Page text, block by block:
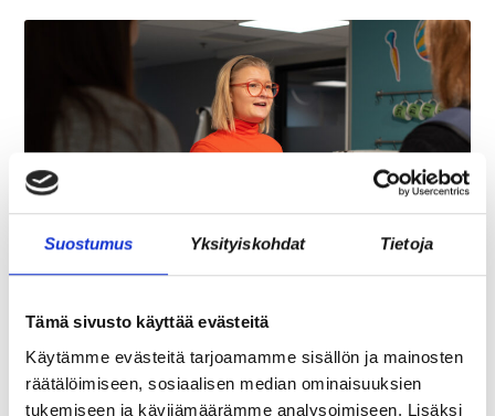
Suostumus Yksityiskohdat Tietoja
Tämä sivusto käyttää evästeitä
Käytämme evästeitä tarjoamamme sisällön ja mainosten
räätälöimiseen, sosiaalisen median ominaisuuksien
tukemiseen ja kävijämäärämme analysoimiseen. Lisäksi
ASIAKASYMMÄRRYS SYNTYY IHMISTEN